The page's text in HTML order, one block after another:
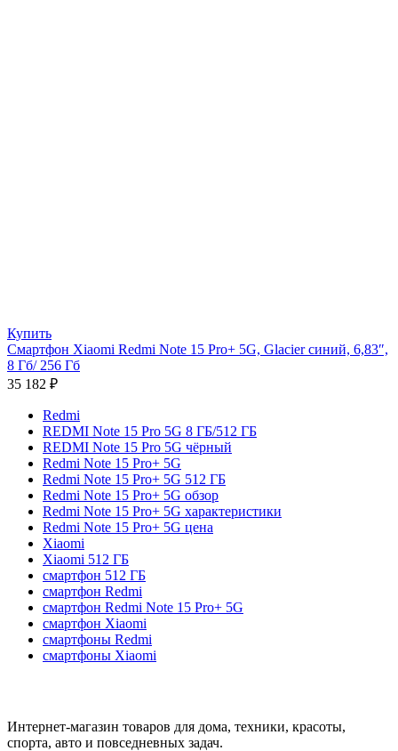
Купить
Смартфон Xiaomi Redmi Note 15 Pro+ 5G, Glacier синий, 6,83″,
8 Гб/ 256 Гб
35 182 ₽
Redmi
REDMI Note 15 Pro 5G 8 ГБ/512 ГБ
REDMI Note 15 Pro 5G чёрный
Redmi Note 15 Pro+ 5G
Redmi Note 15 Pro+ 5G 512 ГБ
Redmi Note 15 Pro+ 5G обзор
Redmi Note 15 Pro+ 5G характеристики
Redmi Note 15 Pro+ 5G цена
Xiaomi
Xiaomi 512 ГБ
смартфон 512 ГБ
смартфон Redmi
смартфон Redmi Note 15 Pro+ 5G
смартфон Xiaomi
смартфоны Redmi
смартфоны Xiaomi
Интернет-магазин товаров для дома, техники, красоты,
спорта, авто и повседневных задач.